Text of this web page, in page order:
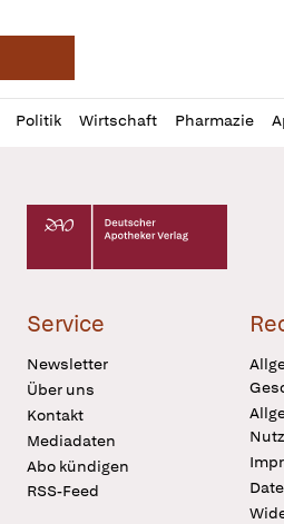
Deutsche Apotheker
Politik Wirtschaft Pharmazie
Profil
öffnen
Daz
Pur
Deutscher Apotheker Verlag
Service
Newsletter
Über uns
Kontakt
Mediadaten
Abo kündigen
RSS-Feed